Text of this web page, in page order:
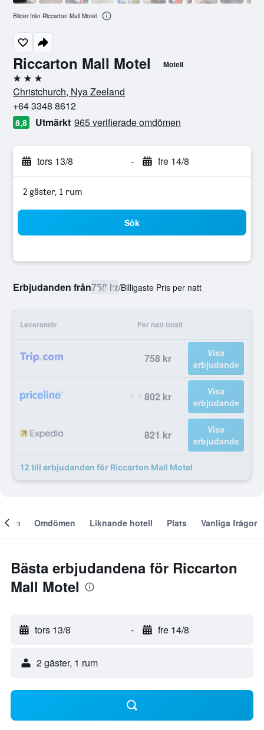
Riccarton Mall Motel Motell
3 stjärnor
Christchurch, Nya Zeeland
+64 3348 8612
8,8 Utmärkt 965 verifierade omdömen
tors 13/8 - fre 14/8
2 gäster, 1 rum
Sök
Erbjudanden från758 kr/Billigaste Pris per natt
Leverantör Per natt totalt
758 kr
Visa
erbjudande
802 kr
Visa
erbjudande
821 kr
Visa
erbjudande
12 till erbjudanden för Riccarton Mall Motel
Bilder från Riccarton Mall Motel
Om Omdömen Liknande hotell Plats Vanliga frågor
Bästa erbjudandena för Riccarton
Mall Motel
tors 13/8 - fre 14/8
2 gäster, 1 rum